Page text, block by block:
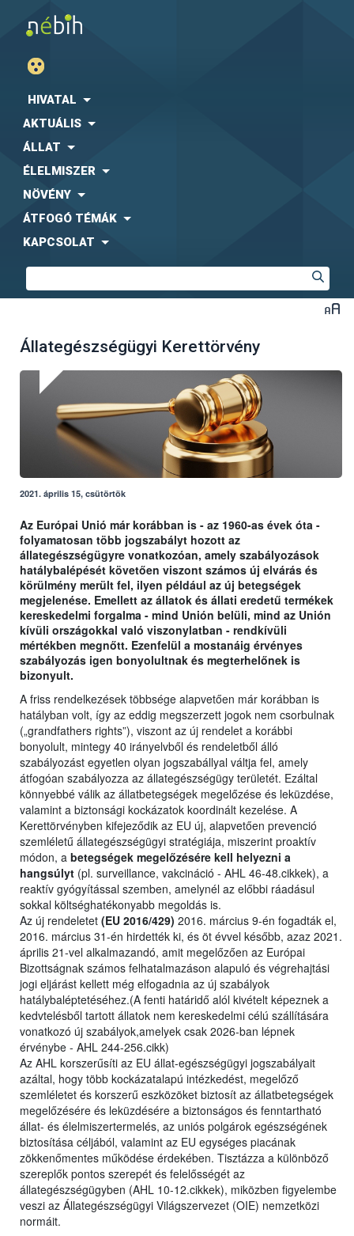
HIVATAL
AKTUÁLIS
ÁLLAT
ÉLELMISZER
NÖVÉNY
ÁTFOGÓ TÉMÁK
KAPCSOLAT
Állategészségügyi Kerettörvény
2021. április 15, csütörtök
Az Európai Unió már korábban is - az 1960-as évek óta -
folyamatosan több jogszabályt hozott az
állategészségügyre vonatkozóan, amely szabályozások
hatálybalépését követően viszont számos új elvárás és
körülmény merült fel, ilyen például az új betegségek
megjelenése. Emellett az állatok és állati eredetű termékek
kereskedelmi forgalma - mind Unión belüli, mind az Unión
kívüli országokkal való viszonylatban - rendkívüli
mértékben megnőtt. Ezenfelül a mostanáig érvényes
szabályozás igen bonyolultnak és megterhelőnek is
bizonyult.
A friss rendelkezések többsége alapvetően már korábban is
hatályban volt, így az eddig megszerzett jogok nem csorbulnak
(„grandfathers rights”), viszont az új rendelet a korábbi
bonyolult, mintegy 40 irányelvből és rendeletből álló
szabályozást egyetlen olyan jogszabállyal váltja fel, amely
átfogóan szabályozza az állategészségügy területét. Ezáltal
könnyebbé válik az állatbetegségek megelőzése és leküzdése,
valamint a biztonsági kockázatok koordinált kezelése. A
Kerettörvényben kifejeződik az EU új, alapvetően prevenció
szemléletű állategészségügyi stratégiája, miszerint proaktív
módon, a betegségek megelőzésére kell helyezni a
hangsúlyt (pl. surveillance, vakcináció - AHL 46-48.cikkek), a
reaktív gyógyítással szemben, amelynél az előbbi ráadásul
sokkal költséghatékonyabb megoldás is.
Az új rendeletet (EU 2016/429) 2016. március 9-én fogadták el,
2016. március 31-én hirdették ki, és öt évvel később, azaz 2021.
április 21-vel alkalmazandó, amit megelőzően az Európai
Bizottságnak számos felhatalmazáson alapuló és végrehajtási
jogi eljárást kellett még elfogadnia az új szabályok
hatálybaléptetéséhez.(A fenti határidő alól kivételt képeznek a
kedvtelésből tartott állatok nem kereskedelmi célú szállítására
vonatkozó új szabályok,amelyek csak 2026-ban lépnek
érvénybe - AHL 244-256.cikk)
Az AHL korszerűsíti az EU állat-egészségügyi jogszabályait
azáltal, hogy több kockázatalapú intézkedést, megelőző
szemléletet és korszerű eszközöket biztosít az állatbetegségek
megelőzésére és leküzdésére a biztonságos és fenntartható
állat- és élelmiszertermelés, az uniós polgárok egészségének
biztosítása céljából, valamint az EU egységes piacának
zökkenőmentes működése érdekében. Tisztázza a különböző
szereplők pontos szerepét és felelősségét az
állategészségügyben (AHL 10-12.cikkek), miközben figyelembe
veszi az Állategészségügyi Világszervezet (OIE) nemzetközi
normáit.